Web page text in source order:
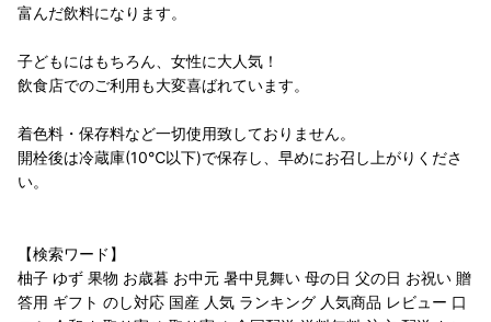
富んだ飲料になります。
子どもにはもちろん、女性に大人気！
飲食店でのご利用も大変喜ばれています。
着色料・保存料など一切使用致しておりません。
開栓後は冷蔵庫(10℃以下)で保存し、早めにお召し上がりくださ
い。
【検索ワード】
柚子 ゆず 果物 お歳暮 お中元 暑中見舞い 母の日 父の日 お祝い 贈
答用 ギフト のし対応 国産 人気 ランキング 人気商品 レビュー 口